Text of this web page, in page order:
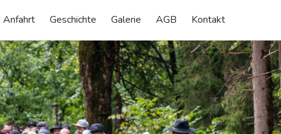
Anfahrt Geschichte Galerie AGB Kontakt